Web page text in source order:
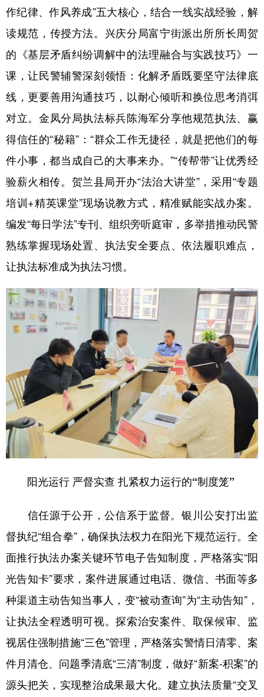
作纪律、作风养成”五大核心，结合一线实战经验，解
读规范，传授方法。兴庆分局富宁街派出所所长周贺
的《基层矛盾纠纷调解中的法理融合与实践技巧》一
课，让民警辅警深刻领悟：化解矛盾既要坚守法律底
线，更要善用沟通技巧，以耐心倾听和换位思考消弭
对立。金凤分局执法标兵陈海军分享他规范执法、赢
得信任的“秘籍”：“群众工作无捷径，就是把他们的每
件小事，都当成自己的大事来办。”“传帮带”让优秀经
验薪火相传。贺兰县局开办“法治大讲堂”，采用“专题
培训+精英课堂”现场说教方式，精准赋能实战办案。
编发“每日学法”专刊、组织旁听庭审，多举措推动民警
熟练掌握现场处置、执法安全要点、依法履职难点，
让执法标准成为执法习惯。
阳光运行 严督实查 扎紧权力运行的“制度笼”
信任源于公开，公信系于监督。银川公安打出监
督执纪“组合拳”，确保执法权力在阳光下规范运行。全
面推行执法办案关键环节电子告知制度，严格落实“阳
光告知卡”要求，案件进展通过电话、微信、书面等多
种渠道主动告知当事人，变“被动查询”为“主动告知”，
让执法全程透明可视。探索治安案件、取保候审、监
视居住强制措施“三色”管理，严格落实警情日清零、案
件月清仓、问题季清底“三清”制度，做好“新案-积案”的
源头把关，实现整治成果最大化。建立执法质量“交叉